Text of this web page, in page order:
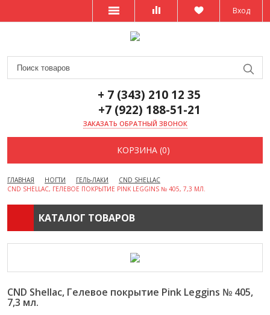
Вход
+ 7 (343) 210 12 35
+7 (922) 188-51-21
ЗАКАЗАТЬ ОБРАТНЫЙ ЗВОНОК
КОРЗИНА (0)
ГЛАВНАЯ НОГТИ ГЕЛЬ-ЛАКИ
CND SHELLAC
CND SHELLAC, ГЕЛЕВОЕ ПОКРЫТИЕ PINK LEGGINS № 405, 7,3 МЛ.
КАТАЛОГ ТОВАРОВ
CND Shellac, Гелевое покрытие Pink Leggins № 405,
7,3 мл.